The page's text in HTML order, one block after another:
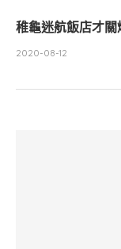
稚龜迷航飯店才關
2020-08-12